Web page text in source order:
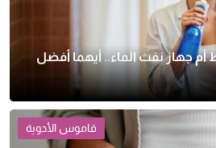
أم جهاز نفث الماء.. أيهما أفضل
قاموس الأدوية